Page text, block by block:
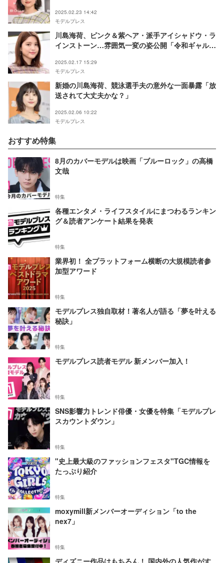
2025.02.23 14:42
モデルプレス
川島海荷、ピンク＆紫ヘア・派手アイシャドウ・ラ
インストーン…雰囲気一変の姿公開「令和ギャルみ
2025.02.17 15:29
モデルプレス
新婚の川島海荷、競泳選手夫の意外な一面暴露「放
送されて大丈夫かな？」
2025.02.06 10:22
モデルプレス
おすすめ特集
8月のカバーモデルは映画「ブルーロック」の高橋
文哉
特集
各種エンタメ・ライフスタイルにまつわるランキン
グ＆読者アンケート結果を発表
特集
業界初！ 全プラットフォーム横断の大規模読者参
加型アワード
特集
モデルプレス独自取材！著名人が語る「夢を叶える
秘訣」
特集
モデルプレス読者モデル 新メンバー加入！
特集
SNS影響力トレンド俳優・女優を特集「モデルプレ
スカウントダウン」
特集
"史上最大級のファッションフェスタ"TGC情報を
たっぷり紹介
特集
moxymill新メンバーオーディション「to the
nex7」
特集